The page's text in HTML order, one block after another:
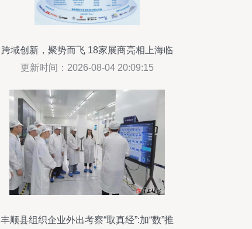
跨域创新，聚势而飞 18家展商亮相上海临
港2023国际汽车电子与软件大会·滴水湖峰
更新时间：2026-08-04 20:09:15
丰顺县组织企业外出考察“取真经”:加“数”推